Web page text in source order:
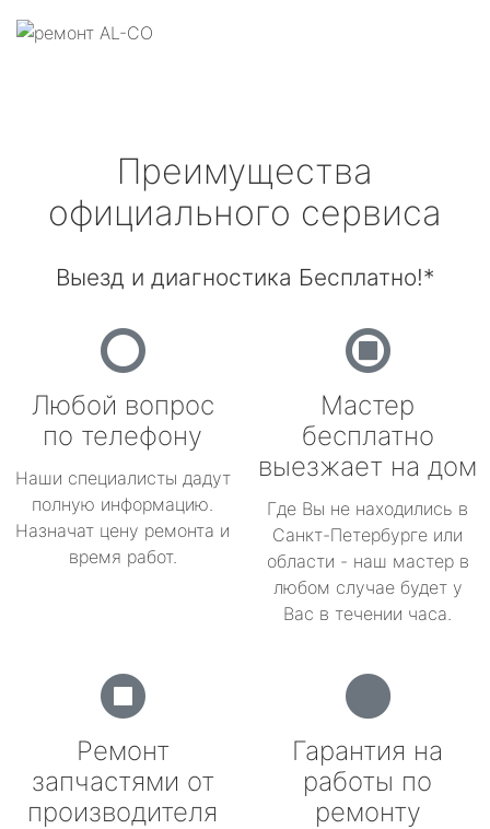
Преимущества
официального сервиса
Выезд и диагностика Бесплатно!*
Любой вопрос
по телефону
Наши специалисты дадут
полную информацию.
Назначат цену ремонта и
время работ.
Мастер
бесплатно
выезжает на дом
Где Вы не находились в
Санкт-Петербурге или
области - наш мастер в
любом случае будет у
Вас в течении часа.
Ремонт
запчастями от
производителя
Гарантия на
работы по
ремонту